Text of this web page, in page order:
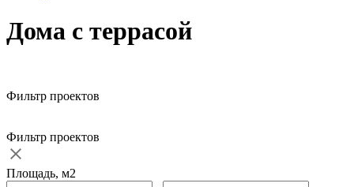
Дома с террасой
Фильтр проектов
Фильтр проектов
Площадь, м2